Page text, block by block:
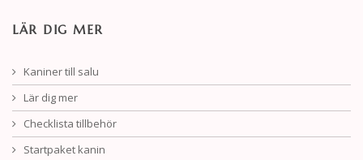
LÄR DIG MER
Kaniner till salu
Lär dig mer
Checklista tillbehör
Startpaket kanin